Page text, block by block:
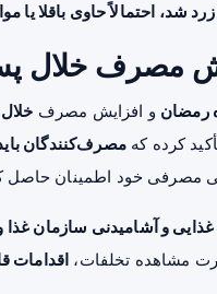
شد، احتمالاً حاوی باقلا یا
مصرف خلال
رمضان و افزایش مصرف
کرده کهمصرف‌کنندگان
مصرفی خود اطمینان حاصل
و آشامیدنی سازمان غذا
مشاهده تخلفات، اقدامات